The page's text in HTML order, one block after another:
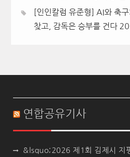
[인인칼럼 유준형] AI와 축
찾고, 감독은 승부를 건다
연합공유기사
&lsquo;2026 제1회 김제시 지